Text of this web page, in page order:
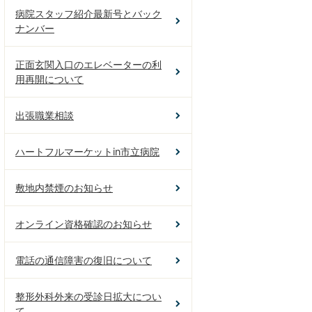
病院スタッフ紹介最新号とバック
ナンバー
正面玄関入口のエレベーターの利
用再開について
出張職業相談
ハートフルマーケットin市立病院
敷地内禁煙のお知らせ
オンライン資格確認のお知らせ
電話の通信障害の復旧について
整形外科外来の受診日拡大につい